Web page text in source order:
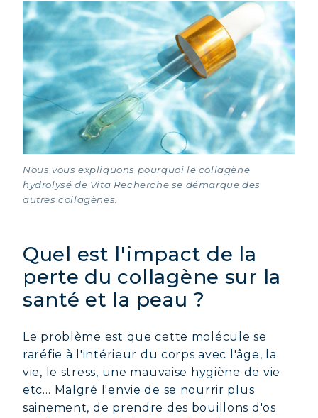
Nous vous expliquons pourquoi le collagène
hydrolysé de Vita Recherche se démarque des
autres collagènes.
Quel est l'impact de la
perte du collagène sur la
santé et la peau ?
Le problème est que cette molécule se
raréfie à l'intérieur du corps avec l'âge, la
vie, le stress, une mauvaise hygiène de vie
etc… Malgré l'envie de se nourrir plus
sainement, de prendre des bouillons d'os